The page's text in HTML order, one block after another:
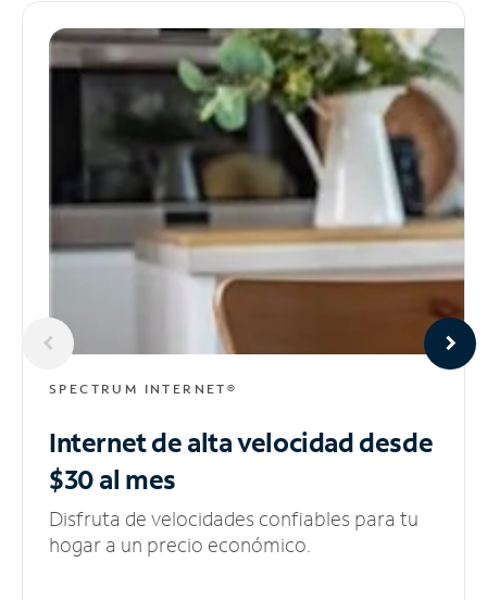
SPECTRUM INTERNET®
Internet de alta velocidaddesde
$30 al mes
Disfruta de velocidades confiables para tu
hogar a un precio económico.